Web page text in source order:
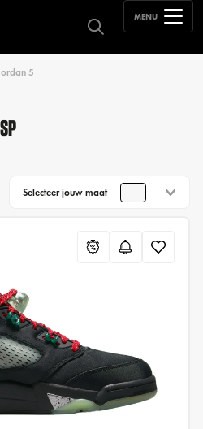
MENU
5
Selecteer jouw maat